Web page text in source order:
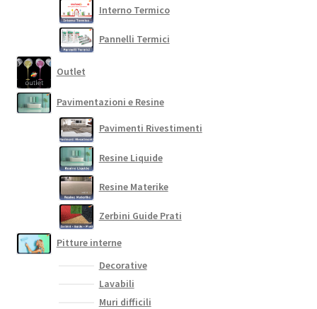
Interno Termico
Pannelli Termici
Outlet
Pavimentazioni e Resine
Pavimenti Rivestimenti
Resine Liquide
Resine Materike
Zerbini Guide Prati
Pitture interne
Decorative
Lavabili
Muri difficili